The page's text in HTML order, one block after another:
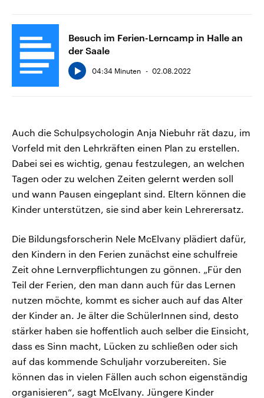
Besuch im Ferien-Lerncamp in Halle an
der Saale
04:34 Minuten 02.08.2022
Auch die Schulpsychologin Anja Niebuhr rät dazu, im
Vorfeld mit den Lehrkräften einen Plan zu erstellen.
Dabei sei es wichtig, genau festzulegen, an welchen
Tagen oder zu welchen Zeiten gelernt werden soll
und wann Pausen eingeplant sind. Eltern können die
Kinder unterstützen, sie sind aber kein Lehrerersatz.
Die Bildungsforscherin Nele McElvany plädiert dafür,
den Kindern in den Ferien zunächst eine schulfreie
Zeit ohne Lernverpflichtungen zu gönnen. „Für den
Teil der Ferien, den man dann auch für das Lernen
nutzen möchte, kommt es sicher auch auf das Alter
der Kinder an. Je älter die SchülerInnen sind, desto
stärker haben sie hoffentlich auch selber die Einsicht,
dass es Sinn macht, Lücken zu schließen oder sich
auf das kommende Schuljahr vorzubereiten. Sie
können das in vielen Fällen auch schon eigenständig
organisieren“, sagt McElvany. Jüngere Kinder